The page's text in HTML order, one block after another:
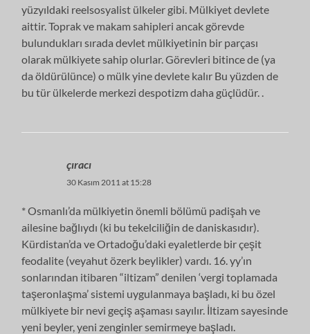
yüzyıldaki reelsosyalist ülkeler gibi. Mülkiyet devlete
aittir. Toprak ve makam sahipleri ancak görevde
bulundukları sırada devlet mülkiyetinin bir parçası
olarak mülkiyete sahip olurlar. Görevleri bitince de (ya
da öldürülünce) o mülk yine devlete kalır Bu yüzden de
bu tür ülkelerde merkezi despotizm daha güçlüdür. .
çıracı
30 Kasım 2011 at 15:28
* Osmanlı’da mülkiyetin önemli bölümü padişah ve
ailesine bağlıydı (ki bu tekelciliğin de daniskasıdır).
Kürdistan’da ve Ortadoğu’daki eyaletlerde bir çeşit
feodalite (veyahut özerk beylikler) vardı. 16. yy’ın
sonlarından itibaren “iltizam” denilen ‘vergi toplamada
taşeronlaşma’ sistemi uygulanmaya başladı, ki bu özel
mülkiyete bir nevi geçiş aşaması sayılır. İltizam sayesinde
yeni beyler, yeni zenginler semirmeye başladı.